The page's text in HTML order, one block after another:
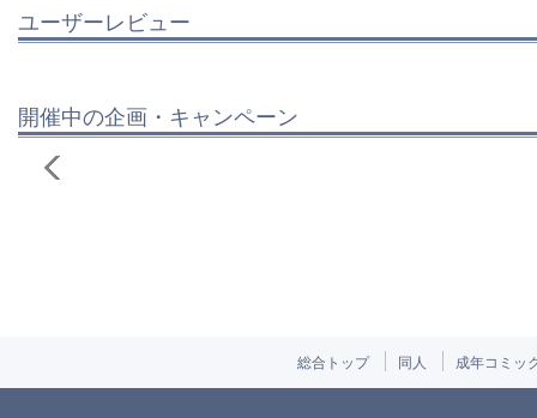
ユーザーレビュー
開催中の企画・キャンペーン
総合トップ 同人 成年コミッ